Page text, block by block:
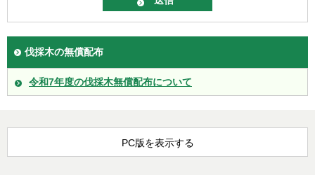
伐採木の無償配布
令和7年度の伐採木無償配布について
PC版を表示する